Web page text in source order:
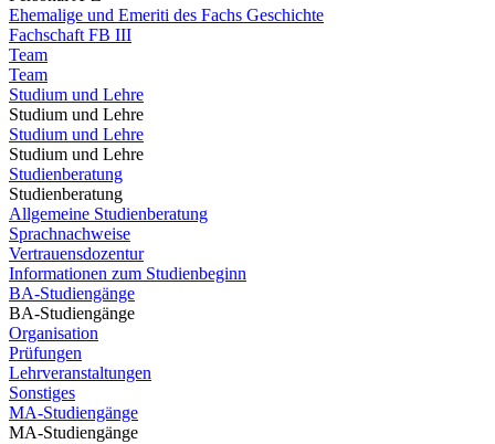
Ehemalige und Emeriti des Fachs Geschichte
Fachschaft FB III
Team
Team
Studium und Lehre
Studium und Lehre
Studium und Lehre
Studium und Lehre
Studienberatung
Studienberatung
Allgemeine Studienberatung
Sprachnachweise
Vertrauensdozentur
Informationen zum Studienbeginn
BA-Studiengänge
BA-Studiengänge
Organisation
Prüfungen
Lehrveranstaltungen
Sonstiges
MA-Studiengänge
MA-Studiengänge